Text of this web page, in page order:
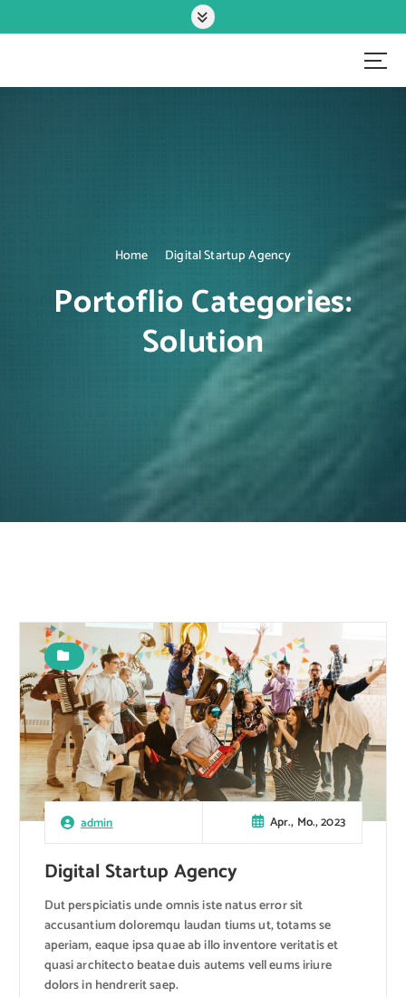
k
t
IT-Systemhaus
Home Digital Startup Agency
Portoflio Categories:
Solution
admin Apr., Mo., 2023
Digital Startup Agency
Dut perspiciatis unde omnis iste natus error sit
accusantium doloremqu laudan tiums ut, totams se
aperiam, eaque ipsa quae ab illo inventore veritatis et
quasi architecto beatae duis autems vell eums iriure
dolors in hendrerit saep.